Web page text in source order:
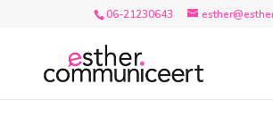
06-21230643